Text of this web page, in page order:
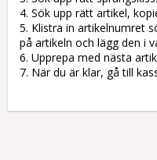
4. Sök upp rätt artikel,
5. Klistra in artikelnumret
på artikeln och lägg den i
6. Upprepa med nästa
7. När du är klar, gå till